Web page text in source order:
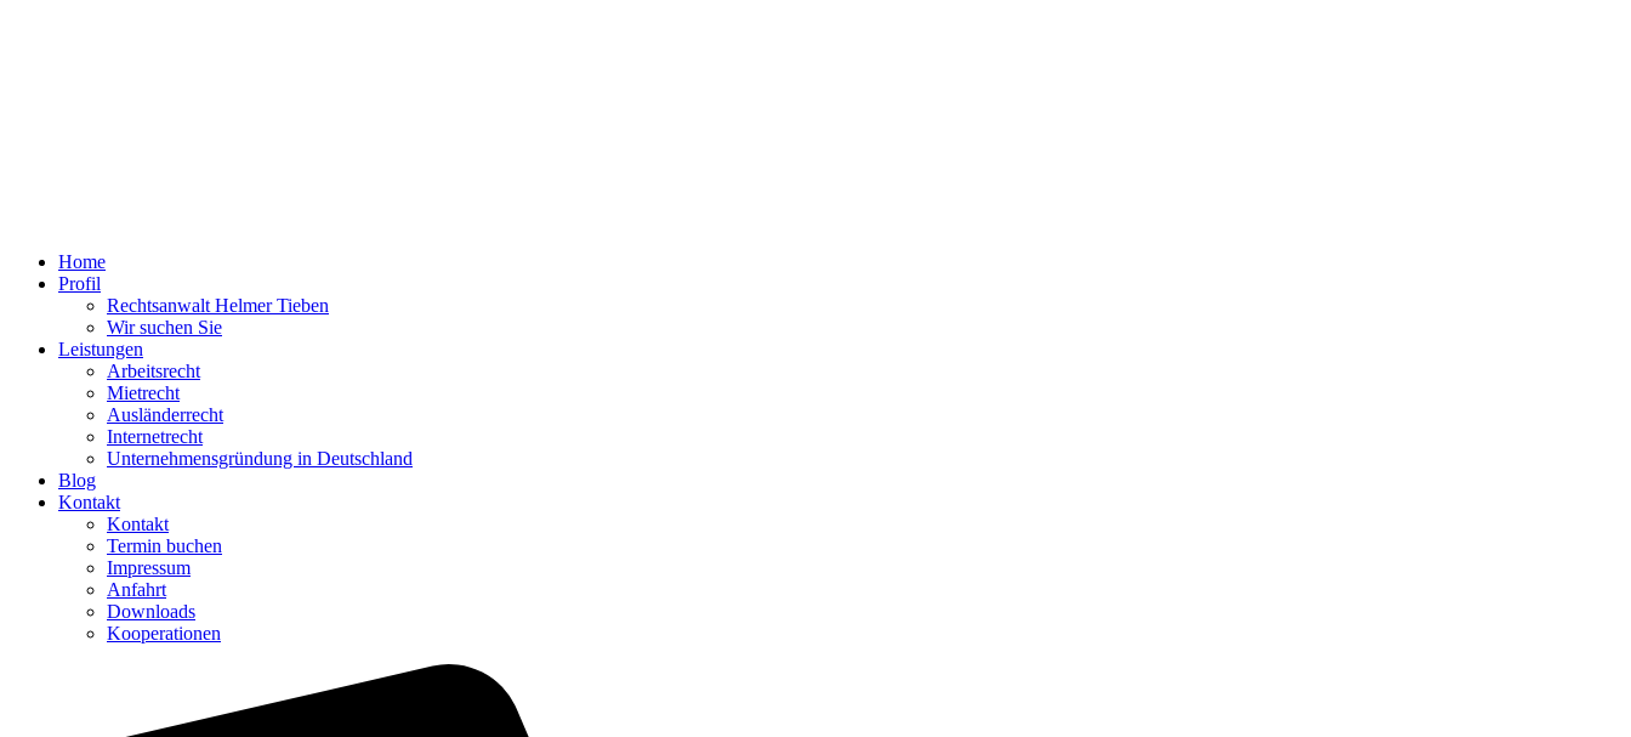
Home
Profil
Rechtsanwalt Helmer Tieben
Wir suchen Sie
Leistungen
Arbeitsrecht
Mietrecht
Ausländerrecht
Internetrecht
Unternehmensgründung in Deutschland
Blog
Kontakt
Kontakt
Termin buchen
Impressum
Anfahrt
Downloads
Kooperationen